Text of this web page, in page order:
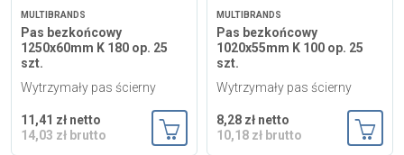
MULTIBRANDS
Pas bezkońcowy
1250x60mm K 180 op. 25
szt.
Wytrzymały pas ścierny
11,41 zł netto
14,03 zł brutto
MULTIBRANDS
Pas bezkońcowy
1020x55mm K 100 op. 25
szt.
Wytrzymały pas ścierny
8,28 zł netto
10,18 zł brutto